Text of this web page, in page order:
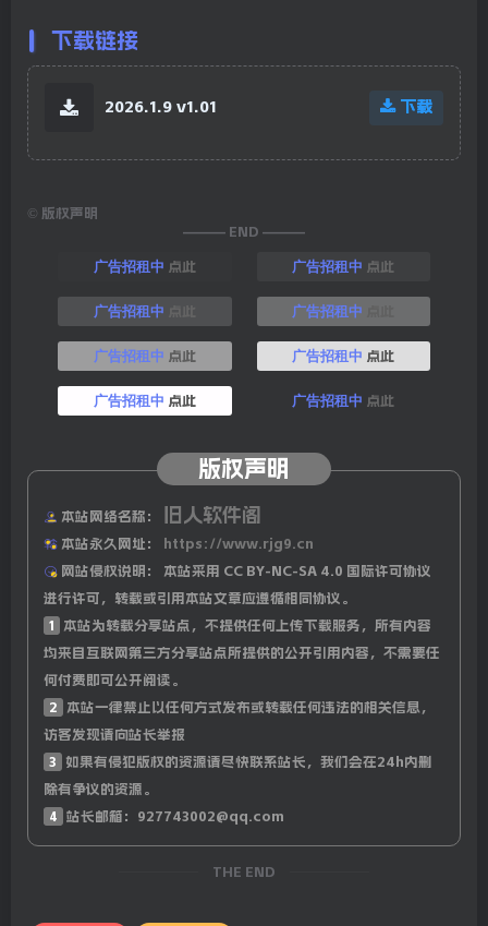
下载链接
2026.1.9 v1.01 下载
© 版权声明
——— END ———
广告招租中 点此 广告招租中 点此
广告招租中 广告招租中
广告招租中 点此 广告招租中 点此
广告招租中 点此 广告招租中 点此
版权声明
本站网络名称： 旧人软件阁
本站永久网址：
https://www.rjg9.cn
网站侵权说明：
本站采用 CC BY-NC-SA 4.0 国际许可协议
进行许可，转载或引用本站文章应遵循相同协议。
1
本站为转载分享站点，不提供任何上传下载服务，所有内容
均来自互联网第三方分享站点所提供的公开引用内容，不需要任
何付费即可公开阅读。
2
本站一律禁止以任何方式发布或转载任何违法的相关信息，
访客发现请向站长举报
3
如果有侵犯版权的资源请尽快联系站长，我们会在24h内删
除有争议的资源。
4 站长邮箱：927743002@qq.com
THE END